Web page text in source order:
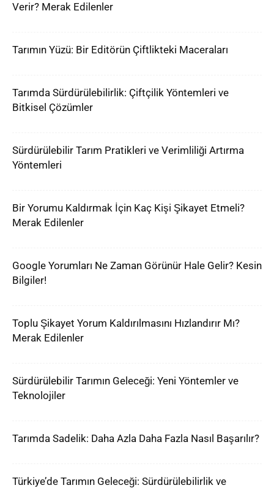
Verir? Merak Edilenler
Tarımın Yüzü: Bir Editörün Çiftlikteki Maceraları
Tarımda Sürdürülebilirlik: Çiftçilik Yöntemleri ve
Bitkisel Çözümler
Sürdürülebilir Tarım Pratikleri ve Verimliliği Artırma
Yöntemleri
Bir Yorumu Kaldırmak İçin Kaç Kişi Şikayet Etmeli?
Merak Edilenler
Google Yorumları Ne Zaman Görünür Hale Gelir? Kesin
Bilgiler!
Toplu Şikayet Yorum Kaldırılmasını Hızlandırır Mı?
Merak Edilenler
Sürdürülebilir Tarımın Geleceği: Yeni Yöntemler ve
Teknolojiler
Tarımda Sadelik: Daha Azla Daha Fazla Nasıl Başarılır?
Türkiye’de Tarımın Geleceği: Sürdürülebilirlik ve